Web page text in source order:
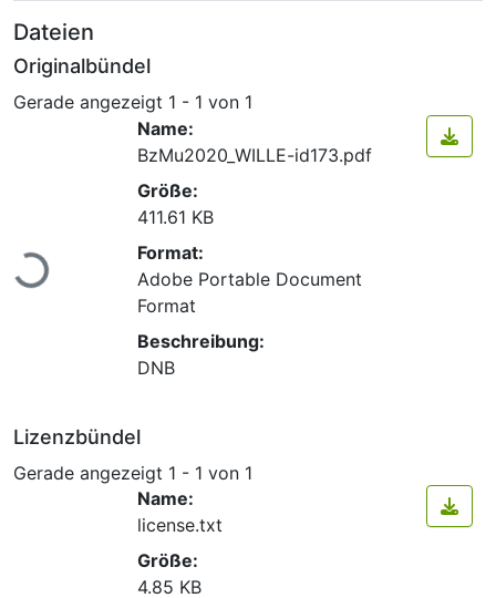
Dateien
Originalbündel
Gerade angezeigt 1 - 1 von 1
Lade...
Name:
BzMu2020_WILLE-id173.pdf
Größe:
411.61 KB
Format:
Adobe Portable Document
Format
Beschreibung:
DNB
Lizenzbündel
Gerade angezeigt 1 - 1 von 1
Name:
license.txt
Größe:
4.85 KB